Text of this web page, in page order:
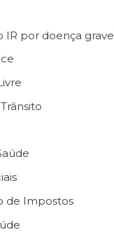
IR por doença grave
de Impostos